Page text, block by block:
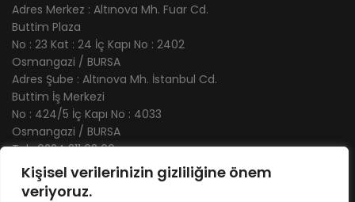
Kişisel verilerinizin gizliliğine önem
veriyoruz.
Adres Merkez : Altınova Mh. Fuar Cd.
Buttim Plaza
No : 23 Kat : 24 İç Kapı No : 2402
Osmangazi / BURSA
Adres Şube : Altınova Mh. İstanbul Cd.
Buttim İş Merkezi
No : 424/5 İç Kapı No : 4033
Osmangazi / BURSA
Tel : 0224 211 62 66
Gsm : 0543 407 93 23
E-Posta : info@bkbstore.com